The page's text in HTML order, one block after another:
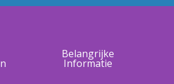
Belangrijke
Informatie